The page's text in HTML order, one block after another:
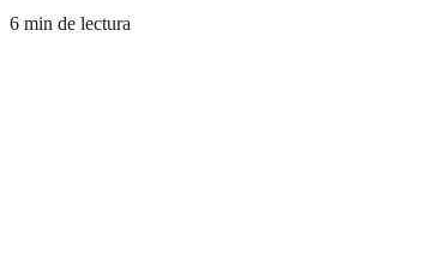
6 min de lectura